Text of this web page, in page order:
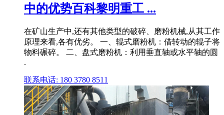
中的优势百科黎明重工 ...
在矿山生产中,还有其他类型的破碎、磨粉机械,从其工作
原理来看,各有优劣。 一、辊式磨粉机：借转动的辊子将
物料碾碎。 二、盘式磨粉机：利用垂直轴或水平轴的圆
.
联系电话: 180 3780 8511